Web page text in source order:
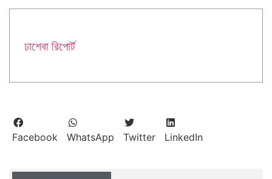
ঢাশেবা রিপোর্ট
Facebook WhatsApp Twitter LinkedIn